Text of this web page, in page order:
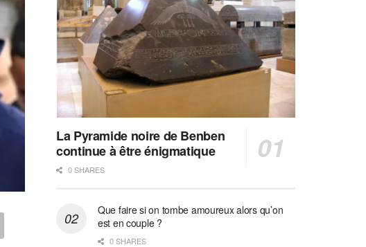
La Pyramide noire de Benben
continue à être énigmatique
0 SHARES
Que faire si on tombe amoureux alors qu’on
est en couple ?
0 SHARES